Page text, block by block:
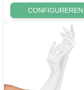
CONFIGUREREN